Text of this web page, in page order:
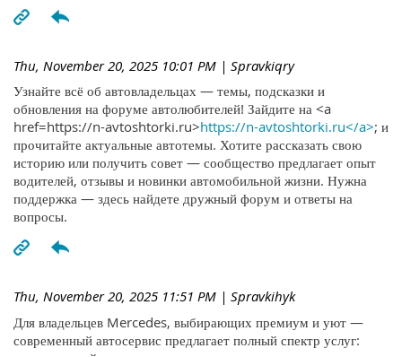
Thu, November 20, 2025 10:01 PM | Spravkiqry
Узнайте всё об автовладельцах — темы, подсказки и
обновления на форуме автолюбителей! Зайдите на <a
href=https://n-avtoshtorki.ru>https://n-avtoshtorki.ru</a>; и
прочитайте актуальные автотемы. Хотите рассказать свою
историю или получить совет — сообщество предлагает опыт
водителей, отзывы и новинки автомобильной жизни. Нужна
поддержка — здесь найдете дружный форум и ответы на
вопросы.
Thu, November 20, 2025 11:51 PM | Spravkihyk
Для владельцев Mercedes, выбирающих премиум и уют —
современный автосервис предлагает полный спектр услуг: